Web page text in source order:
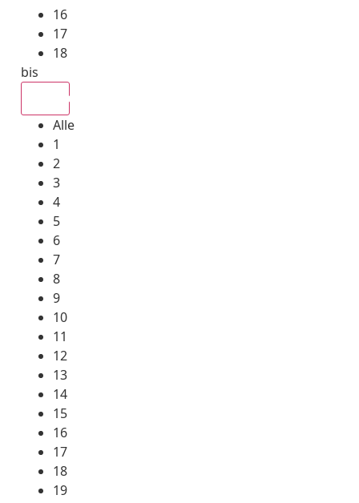
16
17
18
bis
Alle
1
2
3
4
5
6
7
8
9
10
11
12
13
14
15
16
17
18
19